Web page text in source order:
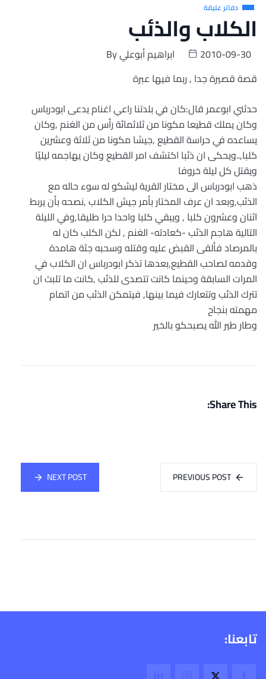
دفاتر عتيقة
الكلاب والذئب
Byابراهيم أبوعلي
2010-09-30
قصة قصيرة جدا , ربما فيها عبرة
حدثني ابوعمر قال:كان في بلدتنا راعي اغنام يدعى ابودرباس
وكان يملك قطيعا مكونا من ثلاثمائة رأس من الغنم ,وكان
يساعده في حراسة القطيع ,جيشا مكونا من ثلاثة وعشرين
كلبا,..ويحكى ان ذئبا اكتشف امر القطيع وكان يهاجمه ليليّا
ويقتل كل ليلة خروفا
ذهب ابودرباس الى مختار القرية ليشكو له سوء حاله مع
الذئب,وبعد ان عرف المختار بأمر جيش الكلاب ,نصحه بأن يربط
اثنان وعشرون كلبا , ويبقي كلبا واحدا حرا طليقا,وفي الليلة
التالية هاجم الذئب -كعادته- الغنم , لكن الكلب كان له
بالمرصاد فألقى القبض عليه وقتله وسحبه جثة هامدة
وقدمه لصاحب القطيع,بعدها تذكر ابودرباس ان الكلاب في
المرات السابقة وحينما كانت تتصدى للذئب ,كانت ما تلبث ان
تترك الذئب وتتعارك فيما بينها, فيتمكن الذئب من اتمام
مهمته بنجاح
وطار طير الله يصبحكو بالخير
Share This:
PREVIOUS POST
NEXT POST
تابعنا: